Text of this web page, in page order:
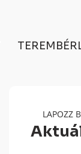
LAPOZZ